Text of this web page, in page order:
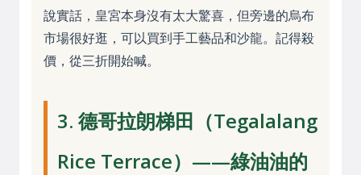
說實話，皇宮本身沒有太大驚喜，但旁邊的烏布
市場很好逛，可以買到手工藝品和沙龍。記得殺
價，從三折開始喊。
3. 德哥拉朗梯田（Tegalalang
Rice Terrace）——綠油油的